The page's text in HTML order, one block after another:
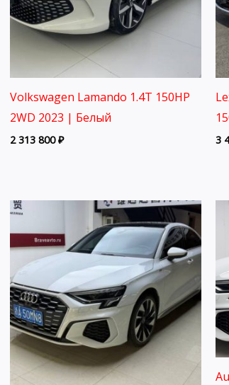
Volkswagen Lamando 1.4T 150HP
2WD 2023 | Белый
2 313 800₽ 3